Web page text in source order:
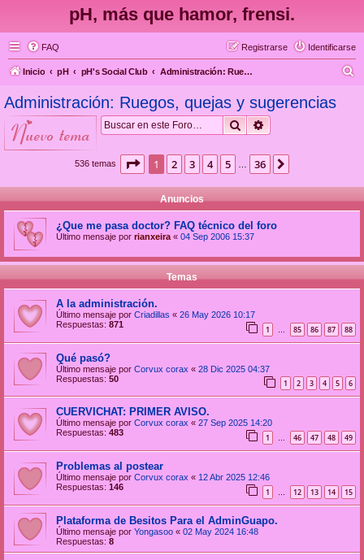
pH, más que hamor, frensi.
FAQ Identificarse
Registrarse
Inicio pH pH's Social Club Administración: Ruegos, quejas y sugerencias
Administración: Ruegos, quejas y sugerencias
nuevo tema Buscar
536 temas Página de 36
1 2 3 4 5 36
Anuncios
¿Que me pasa doctor? FAQ técnico del foro
Último mensaje por rianxeira « 04 Sep 2006 15:37
Temas
A la administración.
Último mensaje por Criadillas « 26 May 2026 10:17
Respuestas: 871 1 … 85 86 87 88
Qué pasó?
Último mensaje por Corvux corax « 28 Dic 2025 04:37
Respuestas: 50 1 2 3 4 5 6
CUERVICHAT: PRIMER AVISO.
Último mensaje por Corvux corax « 27 Sep 2025 14:20
Respuestas: 483 1 … 46 47 48 49
Problemas al postear
Último mensaje por Corvux corax « 12 Abr 2025 12:46
Respuestas: 146 1 … 12 13 14 15
Plataforma de Besitos Para el AdminGuapo.
Último mensaje por Yongasoo « 02 May 2024 16:48
Respuestas: 8